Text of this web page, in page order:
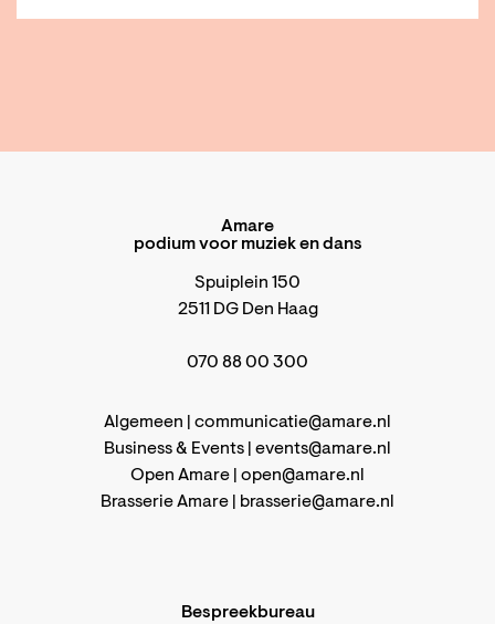
Amare
podium voor muziek en dans
Spuiplein 150
2511 DG Den Haag
070 88 00 300
Algemeen | communicatie@amare.nl
Business & Events | events@amare.nl
Open Amare | open@amare.nl
Brasserie Amare | brasserie@amare.nl
Bespreekbureau